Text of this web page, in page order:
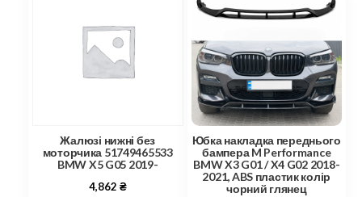
Жалюзі нижні без
моторчика 51749465533
BMW X5 G05 2019-
4,862 ₴
Юбка накладка переднього
бампера M Performance
BMW X3 G01 / X4 G02 2018-
2021, ABS пластик колір
чорний глянец